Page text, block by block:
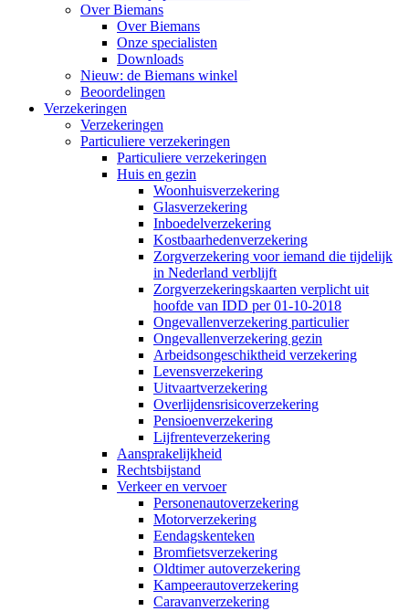
Over Biemans
Over Biemans
Onze specialisten
Downloads
Nieuw: de Biemans winkel
Beoordelingen
Verzekeringen
Verzekeringen
Particuliere verzekeringen
Particuliere verzekeringen
Huis en gezin
Woonhuisverzekering
Glasverzekering
Inboedelverzekering
Kostbaarhedenverzekering
Zorgverzekering voor iemand die tijdelijk
in Nederland verblijft
Zorgverzekeringskaarten verplicht uit
hoofde van IDD per 01-10-2018
Ongevallenverzekering particulier
Ongevallenverzekering gezin
Arbeidsongeschiktheid verzekering
Levensverzekering
Uitvaartverzekering
Overlijdensrisicoverzekering
Pensioenverzekering
Lijfrenteverzekering
Aansprakelijkheid
Rechtsbijstand
Verkeer en vervoer
Personenautoverzekering
Motorverzekering
Eendagskenteken
Bromfietsverzekering
Oldtimer autoverzekering
Kampeerautoverzekering
Caravanverzekering